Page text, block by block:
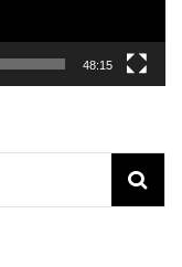
48:15